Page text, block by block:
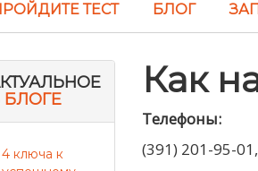
ТЕСТ БЛОГ
БЛОГЕ
4 ключа к
Как
Телефоны:
(391) 201-95-01,